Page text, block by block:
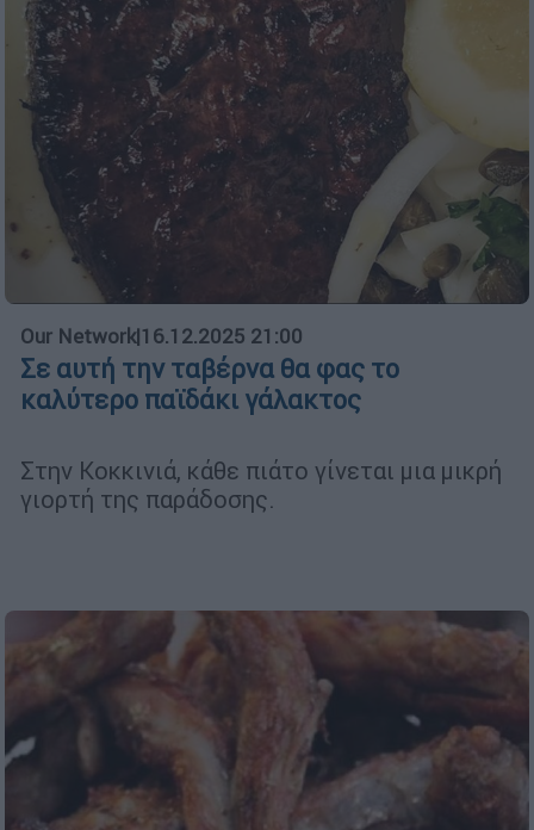
Our Network|16.12.2025 21:00
Σε αυτή την ταβέρνα θα φας το
καλύτερο παϊδάκι γάλακτος
Στην Κοκκινιά, κάθε πιάτο γίνεται μια μικρή
γιορτή της παράδοσης.